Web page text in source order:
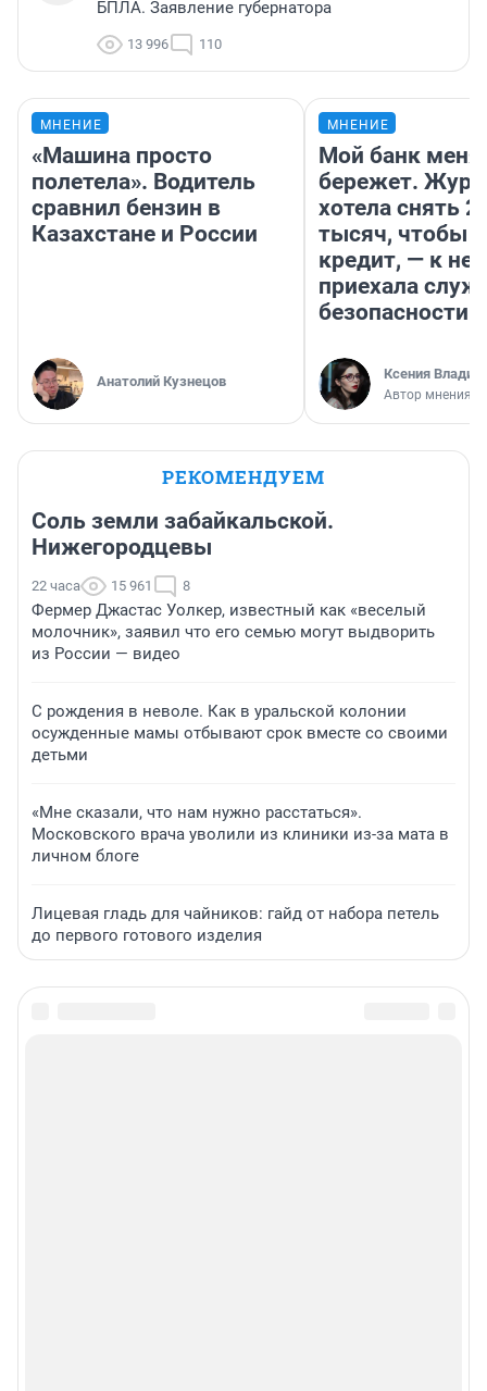
БПЛА. Заявление губернатора
13 996 110
МНЕНИЕ
«Машина просто
полетела». Водитель
сравнил бензин в
Казахстане и России
Анатолий Кузнецов
МНЕНИЕ
Мой банк меня
бережет.
хотела снять
тысяч, чтобы
кредит, — к
приехала
безопасности
Ксения
Автор мнения
РЕКОМЕНДУЕМ
Соль земли забайкальской.
Нижегородцевы
22 часа 15 961 8
Фермер Джастас Уолкер, известный как «веселый
молочник», заявил что его семью могут выдворить
из России — видео
С рождения в неволе. Как в уральской колонии
осужденные мамы отбывают срок вместе со своими
детьми
«Мне сказали, что нам нужно расстаться».
Московского врача уволили из клиники из-за мата в
личном блоге
Лицевая гладь для чайников: гайд от набора петель
до первого готового изделия